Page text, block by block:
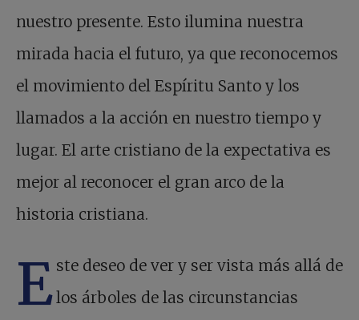
nuestro presente. Esto ilumina nuestra
mirada hacia el futuro, ya que reconocemos
el movimiento del Espíritu Santo y los
llamados a la acción en nuestro tiempo y
lugar. El arte cristiano de la expectativa es
mejor al reconocer el gran arco de la
historia cristiana.
E ste deseo de ver y ser vista más allá de
los árboles de las circunstancias